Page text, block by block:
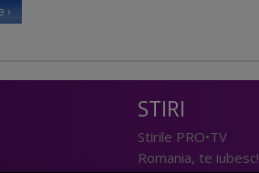
STIRI
Stirile PRO•TV
Romania, te iubesc!